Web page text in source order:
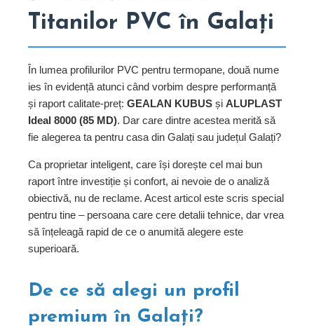
Titanilor PVC în Galați
În lumea profilurilor PVC pentru termopane, două nume
ies în evidență atunci când vorbim despre performanță
și raport calitate-preț:GEALAN KUBUS șiALUPLAST
Ideal 8000 (85 MD). Dar care dintre acestea merită să
fie alegerea ta pentru casa din Galați sau județul Galați?
Ca proprietar inteligent, care își dorește cel mai bun
raport între investiție și confort, ai nevoie de o analiză
obiectivă, nu de reclame. Acest articol este scris special
pentru tine – persoana care cere detalii tehnice, dar vrea
să înțeleagă rapid de ce o anumită alegere este
superioară.
De ce să alegi un profil
premium în Galați?